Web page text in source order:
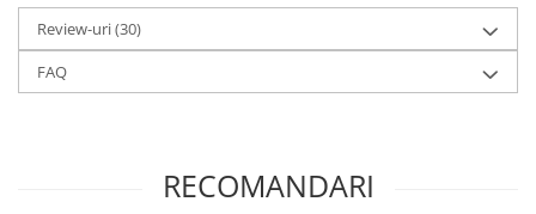
Review-uri(30)
FAQ
RECOMANDARI